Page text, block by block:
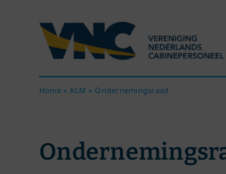
Home» KLM » Ondernemingsraad